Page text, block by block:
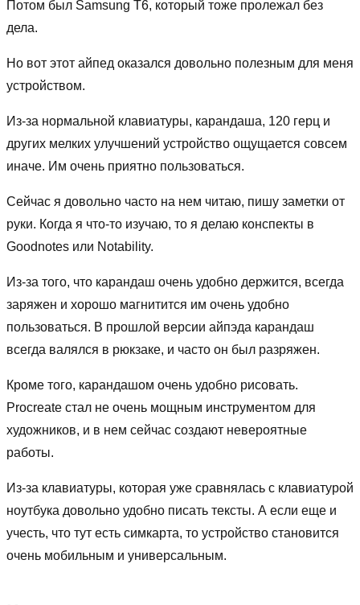
Потом был Samsung T6, который тоже пролежал без
дела.
Но вот этот айпед оказался довольно полезным для меня
устройством.
Из-за нормальной клавиатуры, карандаша, 120 герц и
других мелких улучшений устройство ощущается совсем
иначе. Им очень приятно пользоваться.
Сейчас я довольно часто на нем читаю, пишу заметки от
руки. Когда я что-то изучаю, то я делаю конспекты в
Goodnotes или Notability.
Из-за того, что карандаш очень удобно держится, всегда
заряжен и хорошо магнитится им очень удобно
пользоваться. В прошлой версии айпэда карандаш
всегда валялся в рюкзаке, и часто он был разряжен.
Кроме того, карандашом очень удобно рисовать.
Procreate стал не очень мощным инструментом для
художников, и в нем сейчас создают невероятные
работы.
Из-за клавиатуры, которая уже сравнялась с клавиатурой
ноутбука довольно удобно писать тексты. А если еще и
учесть, что тут есть симкарта, то устройство становится
очень мобильным и универсальным.